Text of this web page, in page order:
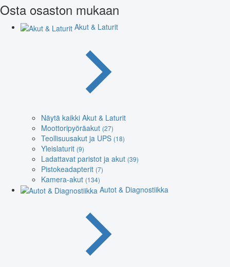
Osta osaston mukaan
Akut & Laturit
Näytä kaikki Akut & Laturit
Moottoripyöräakut (27)
Teollisuusakut ja UPS (18)
Yleislaturit (9)
Ladattavat paristot ja akut (39)
Pistokeadapterit (7)
Kamera-akut (134)
Autot & Diagnostiikka